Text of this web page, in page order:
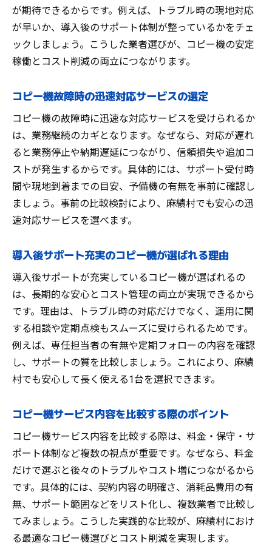
が期待できるからです。例えば、トラブル時の現地対応
が早いか、導入後のサポート体制が整っているかをチェ
ックしましょう。こうした業者選びが、コピー機の安定
稼働とコスト削減の両立につながります。
コピー機故障時の迅速対応サービスの選定
コピー機の故障時に迅速な対応サービスを受けられるか
は、業務継続のカギとなります。なぜなら、対応が遅れ
ると業務停止や納期遅延につながり、信頼損失や追加コ
ストが発生するからです。具体的には、サポート受付時
間や現地到着までの目安、予備機の有無を事前に確認し
ましょう。事前の比較検討により、麻績村でも安心の迅
速対応サービスを選べます。
導入後サポート充実のコピー機が選ばれる理由
導入後サポートが充実しているコピー機が選ばれるの
は、長期的な安心とコスト管理の両立が実現できるから
です。理由は、トラブル時の対応だけでなく、運用に関
する相談や定期点検もスムーズに受けられるためです。
例えば、専任担当者の有無や定期フォローの内容を確認
し、サポートの質を比較しましょう。これにより、麻績
村でも安心して長く使える1台を選択できます。
コピー機サービス内容を比較する際のポイント
コピー機サービス内容を比較する際は、料金・保守・サ
ポート体制など複数の視点が重要です。なぜなら、料金
だけで選ぶと後々のトラブルやコスト増につながるから
です。具体的には、契約内容の明確さ、消耗品費用の有
無、サポート範囲などをリスト化し、複数業者で比較し
てみましょう。こうした実践的な比較が、麻績村におけ
る最適なコピー機選びとコスト削減を実現します。